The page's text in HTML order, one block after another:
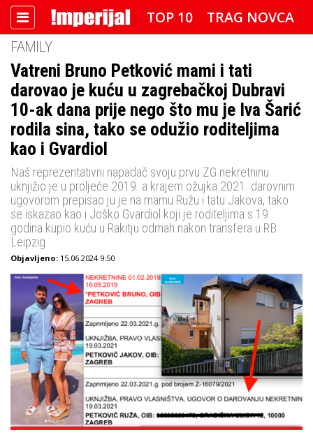
TOP 10
TRAG NOVCA
DETEKTOR
IMPERIJAL VIDEO
RADAR
IMPERIJAL & FREETIME
IMPERIJALOVE POZNATE FACE
FAMILY
Vatreni Bruno Petković mami i tati
darovao je kuću u zagrebačkoj Dubravi
10-ak dana prije nego što mu je Iva Šarić
rodila sina, tako se odužio roditeljima
kao i Gvardiol
Naš reprezentativni napadač svoju prvu ZG nekretninu
uknjižio je u proljeće 2019. a krajem ožujka 2021. darovnim
ugovorom prepisao ju je na mamu Ružu i tatu Jakova, tako
se iskazao kao i Joško Gvardiol koji je roditeljima s 19
godina kupio kuću u Rakitju odmah nakon transfera u RB
Leipzig
Objavljeno: 15.06.2024 9:50